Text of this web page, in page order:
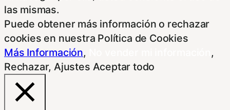
las mismas.
Puede obtener más información o rechazar
cookies en nuestra Política de Cookies
Más Información,
,
Rechazar,Ajustes Aceptar todo